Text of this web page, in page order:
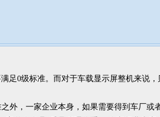
足0级标准。而对于车载显示屏整机来说
外，一家企业本身，如果需要得到车厂或